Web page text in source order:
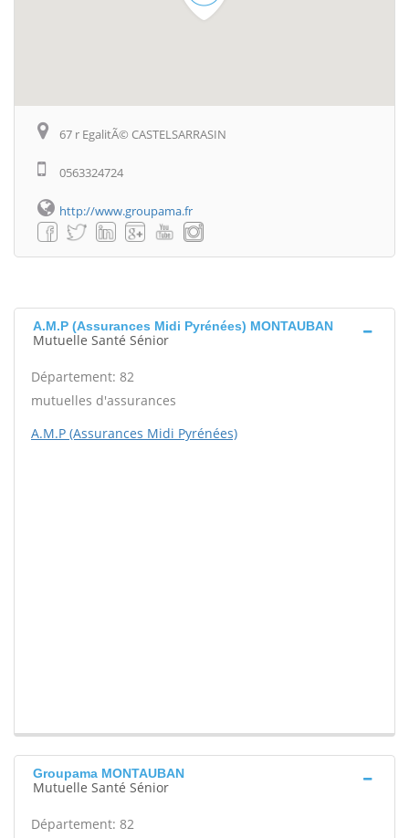
67 r EgalitÃ© CASTELSARRASIN
0563324724
http://www.groupama.fr
A.M.P (Assurances Midi Pyrénées) MONTAUBAN
Mutuelle Santé Sénior
Département: 82
mutuelles d'assurances
A.M.P (Assurances Midi Pyrénées)
Groupama MONTAUBAN
Mutuelle Santé Sénior
Département: 82